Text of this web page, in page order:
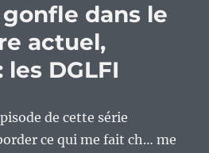
dans le
actuel,
les DGLFI
de cette série
ce qui me fait ch… me